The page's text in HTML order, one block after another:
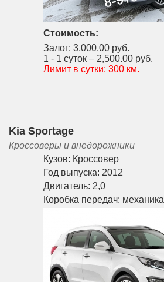
Стоимость:
Залог: 3,000.00 руб.
1 - 1 суток – 2,500.00 руб.
Лимит в сутки: 300 км.
Kia Sportage
Кроссоверы и внедорожники
Кузов: Кроссовер
Год выпуска: 2012
Двигатель: 2,0
Коробка передач: механика